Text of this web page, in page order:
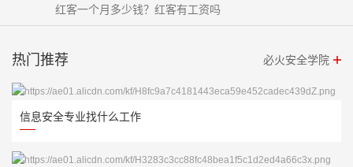
红客一个月多少钱？红客有工资吗
热门推荐 必火安全学院
信息安全专业找什么工作